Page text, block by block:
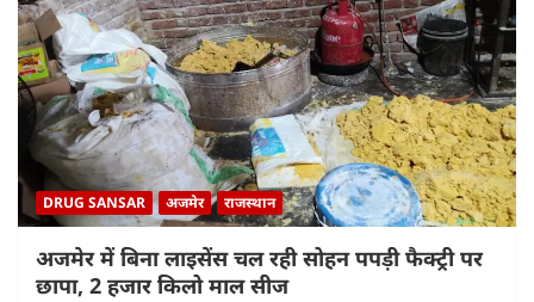
DRUG SANSAR अजमेर राजस्थान
अजमेर में बिना लाइसेंस चल रही सोहन पपड़ी फैक्ट्री पर
छापा, 2 हजार किलो माल सीज